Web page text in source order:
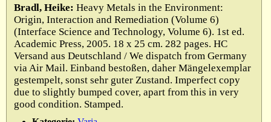
Schlagwörter
Gesamtbestand
Warenkorb
Ankauf
AGB
Widerruf
Datenschutz
Bradl, Heike: Heavy Metals in the Environment:
Origin, Interaction and Remediation (Volume 6)
(Interface Science and Technology, Volume 6). 1st ed.
Academic Press, 2005. 18 x 25 cm. 282 pages. HC
Versand aus Deutschland / We dispatch from Germany
via Air Mail. Einband bestoßen, daher Mängelexemplar
gestempelt, sonst sehr guter Zustand. Imperfect copy
due to slightly bumped cover, apart from this in very
good condition. Stamped.